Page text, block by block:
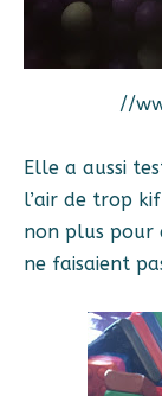
//
Elle a aussi
l’air de trop
non plus pour
ne faisaient